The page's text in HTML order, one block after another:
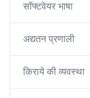
सॉफ्टवेयर भाषा
अद्यतन प्रणाली
किराये की व्यवस्था